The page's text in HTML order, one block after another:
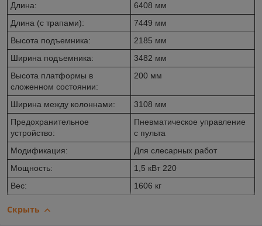
Длина:
6408 мм
Длина (с трапами):
7449 мм
Высота подъемника:
2185 мм
Ширина подъемника:
3482 мм
Высота платформы в
сложенном состоянии:
200 мм
Ширина между колоннами:
3108 мм
Предохранительное
устройство:
Пневматическое управление
с пульта
Модификация:
Для слесарных работ
Мощность:
1,5 кВт 220
Вес:
1606 кг
Скрыть